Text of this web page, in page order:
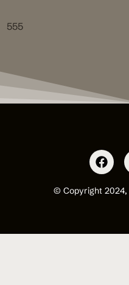
555
© Copyright 2024,